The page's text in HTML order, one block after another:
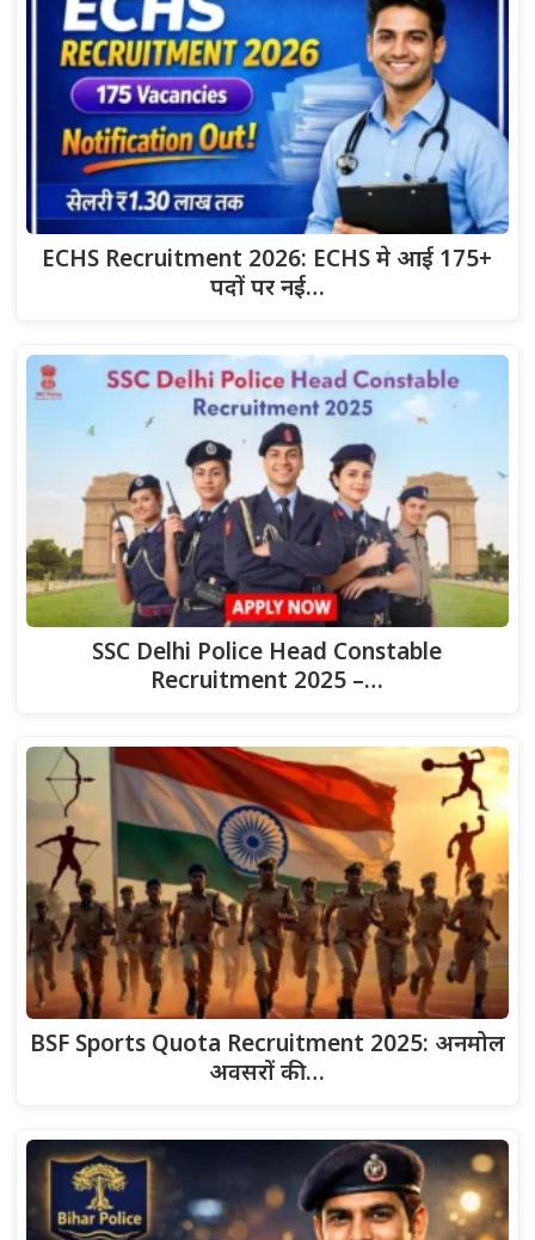
ECHS Recruitment 2026: ECHS मे आई 175+
पदों पर नई…
SSC Delhi Police Head Constable
Recruitment 2025 –…
BSF Sports Quota Recruitment 2025: अनमोल
अवसरों की…